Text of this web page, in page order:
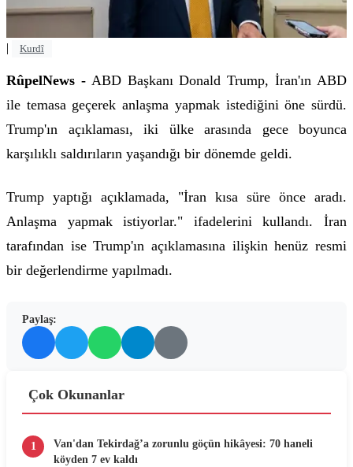
| Kurdî
RûpelNews -ABD Başkanı Donald Trump, İran'ın ABD
ile temasa geçerek anlaşma yapmak istediğini öne sürdü.
Trump'ın açıklaması, iki ülke arasında gece boyunca
karşılıklı saldırıların yaşandığı bir dönemde geldi.
Trump yaptığı açıklamada, "İran kısa süre önce aradı.
Anlaşma yapmak istiyorlar." ifadelerini kullandı. İran
tarafından ise Trump'ın açıklamasına ilişkin henüz resmi
bir değerlendirme yapılmadı.
Paylaş:
Çok Okunanlar
1
Van'dan Tekirdağ’a zorunlu göçün hikâyesi: 70 haneli
köyden 7 ev kaldı